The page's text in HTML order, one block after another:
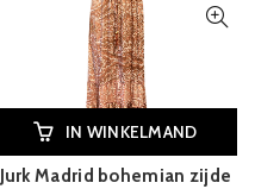
IN WINKELMAND
Jurk Madrid bohemian zijde